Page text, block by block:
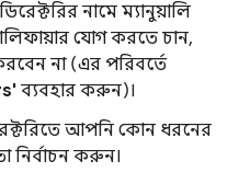
নামে ম্যানুয়ালি
যোগ করতে চান,
না (এর পরিবর্তে
ব্যবহার করুন)।
আপনি কোন ধরনের
নির্বাচন করুন।